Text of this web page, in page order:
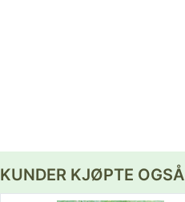
KUNDER KJØPTE OGSÅ